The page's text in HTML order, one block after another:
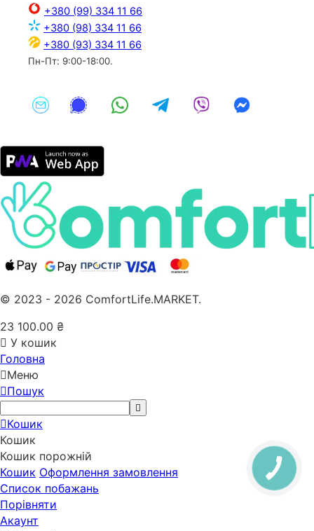
+380 (99) 334 11 66
+380 (98) 334 11 66
+380 (93) 334 11 66
Пн-Пт: 9:00-18:00.
© 2023 - 2026 ComfortLife.MARKET.
23 100.00 ₴
У кошик
Головна
Меню
Пошук
Кошик
Кошик
Кошик порожній
Кошик Оформлення замовлення
Список побажань
Порівняти
Акаунт